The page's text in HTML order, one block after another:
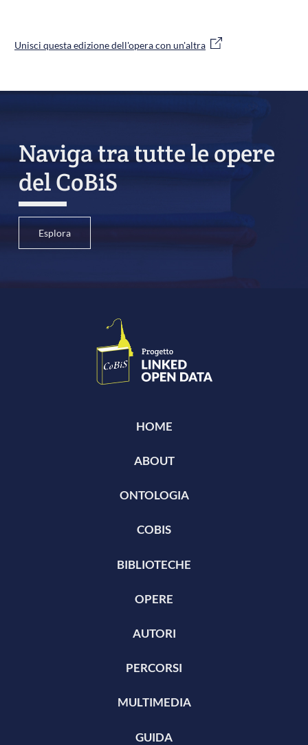
Unisci questa edizione dell'opera con un'altra
Naviga tra tutte le opere
del CoBiS
Esplora
HOME
ABOUT
ONTOLOGIA
COBIS
BIBLIOTECHE
OPERE
AUTORI
PERCORSI
MULTIMEDIA
GUIDA